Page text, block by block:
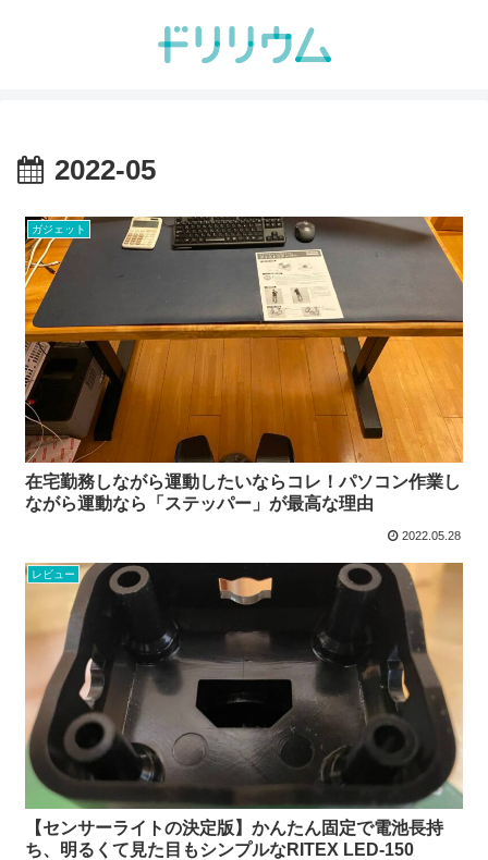
2022-05
ガジェット
在宅勤務しながら運動したいならコレ！パソコン作業し
ながら運動なら「ステッパー」が最高な理由
2022.05.28
レビュー
【センサーライトの決定版】かんたん固定で電池長持
ち、明るくて見た目もシンプルなRITEX LED-150